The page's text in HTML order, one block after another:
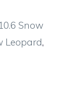
Snow
Leopard,